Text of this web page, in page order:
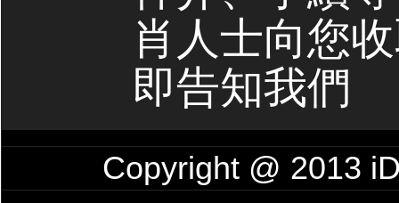
肖人士向您
即告知我們
Copyright @ 2013